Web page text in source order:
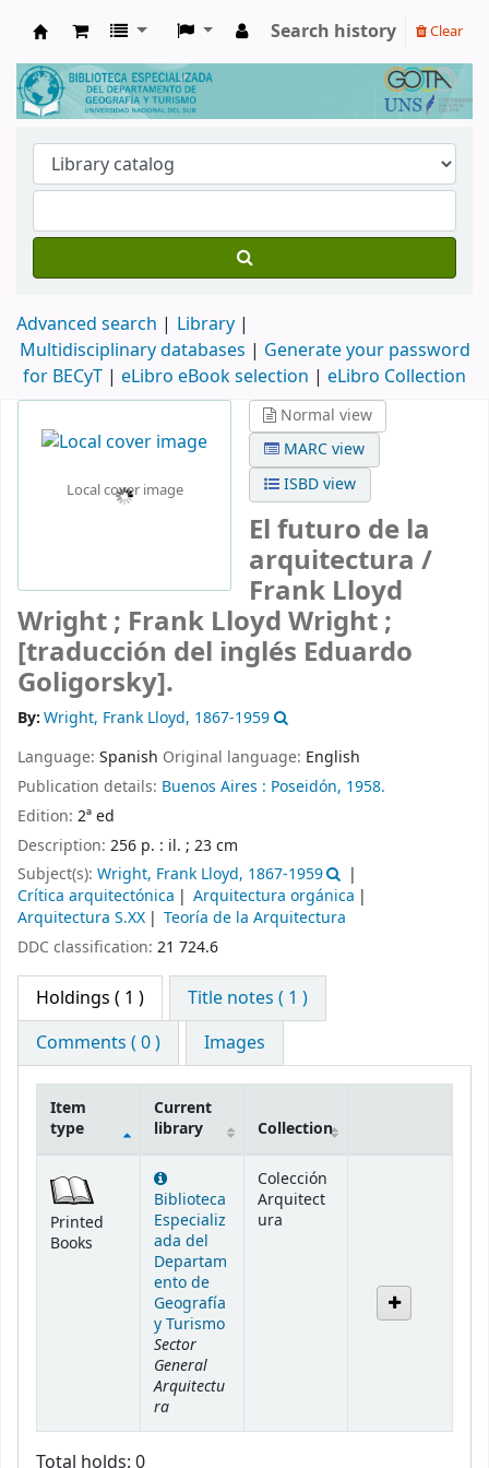
Biblioteca de Geografía y Turismo
Search history Clear
Advanced search
Library
Multidisciplinary databases | Generate your password
for BECyT | eLibro eBook selection | eLibro Collection
Local cover image
Normal view
MARC view
ISBD view
El futuro de la
arquitectura /
Frank Lloyd
Wright ; Frank Lloyd Wright ;
[traducción del inglés Eduardo
Goligorsky].
By:Wright, Frank Lloyd, 1867-1959
Language: Spanish Original language: English
Publication details: Buenos Aires : Poseidón, 1958.
Edition: 2ª ed
Description: 256 p. : il. ; 23 cm
Subject(s): Wright, Frank Lloyd, 1867-1959
Crítica arquitectónica
Arquitectura orgánica
Arquitectura S.XX
Teoría de la Arquitectura
DDC classification: 21 724.6
Holdings ( 1 )
Title notes ( 1 )
Comments ( 0 )
Images
Item
type
Current
library
Collection
Printed
Books
Biblioteca
Especializ
ada del
Departam
ento de
Geografía
y Turismo
Sector
General
Arquitectu
ra
Colección
Arquitect
ura
Total holds: 0